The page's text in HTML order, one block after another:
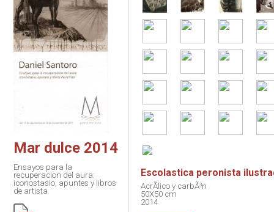
Mar dulce 2014
Ensayos para la
recuperacion del aura:
iconostasio, apuntes y libros
de artista
Escolastica peronista
AcrÃ­lico y carbÃ³n
50X50 cm
2014